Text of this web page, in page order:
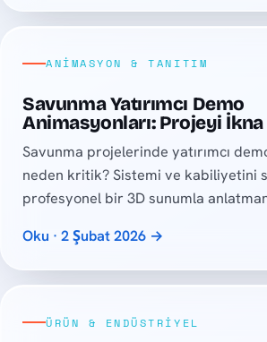
ANIMASYON & TANITIM
Savunma Yatırımcı Demo
Animasyonları: Projeyi İkna
Savunma projelerinde yatırımcı
neden kritik? Sistemi ve kabiliyetini
profesyonel bir 3D sunumla
Oku · 2 Şubat 2026 →
ÜRÜN & ENDÜSTRIYEL